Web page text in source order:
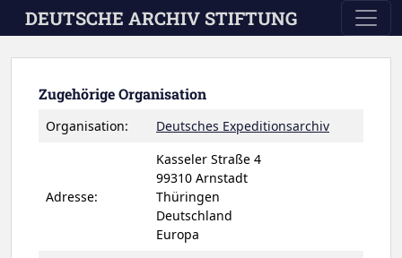
Skip to main content
DEUTSCHE ARCHIV STIFTUNG
Zugehörige Organisation
Organisation: Deutsches Expeditionsarchiv
Adresse:
Kasseler Straße 4
99310 Arnstadt
Thüringen
Deutschland
Europa